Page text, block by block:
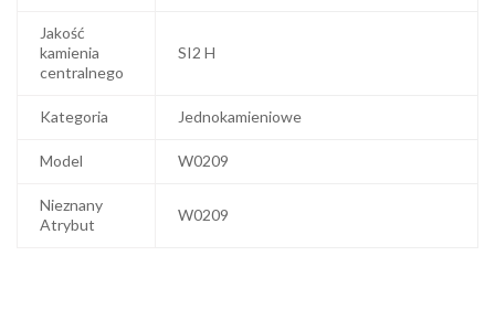
Jakość
kamienia
centralnego
SI2 H
Kategoria Jednokamieniowe
Model W0209
Nieznany
Atrybut
W0209